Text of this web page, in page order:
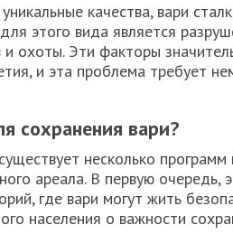
качества, вари
этого вида является
и охоты. Эти факторы
и эта проблема требует
сохранения вари?
несколько
ареала. В первую очередь,
где вари могут жить
населения о важности